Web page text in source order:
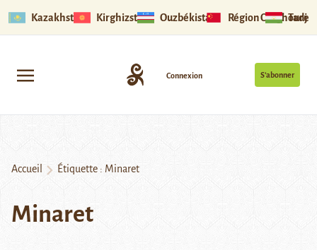
Kazakhstan Kirghizstan Ouzbékistan Région Ouïghoure
S’abonner
Connexion
Accueil Étiquette : Minaret
Minaret